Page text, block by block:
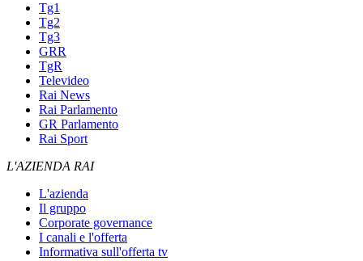
Tg1
Tg2
Tg3
GRR
TgR
Televideo
Rai News
Rai Parlamento
GR Parlamento
Rai Sport
L'AZIENDA RAI
L'azienda
Il gruppo
Corporate governance
I canali e l'offerta
Informativa sull'offerta tv